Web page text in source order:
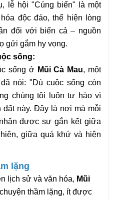
lễ hội "Cúng biển" là một
độc đáo, thể hiện lòng
đối với biển cả – nguồn
gửi gắm hy vọng.
sống:
sống ở Mũi Cà Mau, một
nói: "Dù cuộc sống còn
chúng tôi luôn tự hào vì
đất này. Đây là nơi mà mỗi
được sự gắn kết giữa
giữa quá khứ và hiện
lặng
lịch sử và văn hóa, Mũi
thầm lặng, ít được